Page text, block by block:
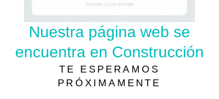
Nuestra página web se
encuentra en Construcción
TE ESPERAMOS
PRÓXIMAMENTE